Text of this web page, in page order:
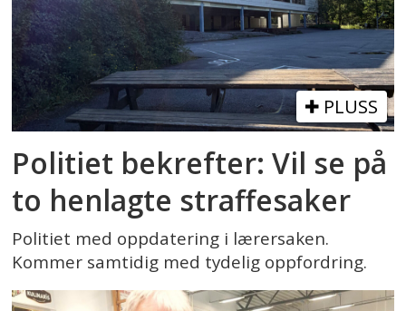
PLUSS
Politiet bekrefter: Vil se på
to henlagte straffesaker
Politiet med oppdatering i lærersaken.
Kommer samtidig med tydelig oppfordring.